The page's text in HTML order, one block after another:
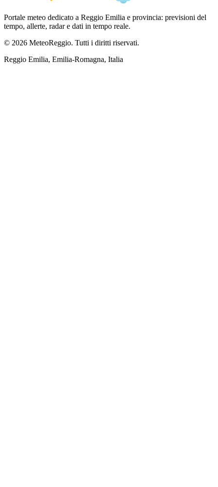
Portale meteo dedicato a Reggio Emilia e provincia: previsioni del
tempo, allerte, radar e dati in tempo reale.
© 2026 MeteoReggio. Tutti i diritti riservati.
Reggio Emilia, Emilia-Romagna, Italia